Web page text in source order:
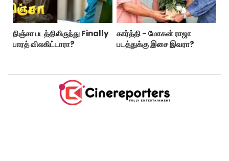
நிஞ்சா படத்திலிருந்து Finally
பாரத் விலகிட்டாரா?
கார்த்தி - மோகன் ராஜா
படத்துக்கு இசை இவரா?